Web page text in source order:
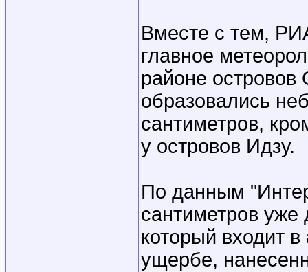
Вместе с тем,
главное
районе
образовались
сантиметров,
у островов Идзу.
По данным
сантиметров уже
который входит
ущербе,